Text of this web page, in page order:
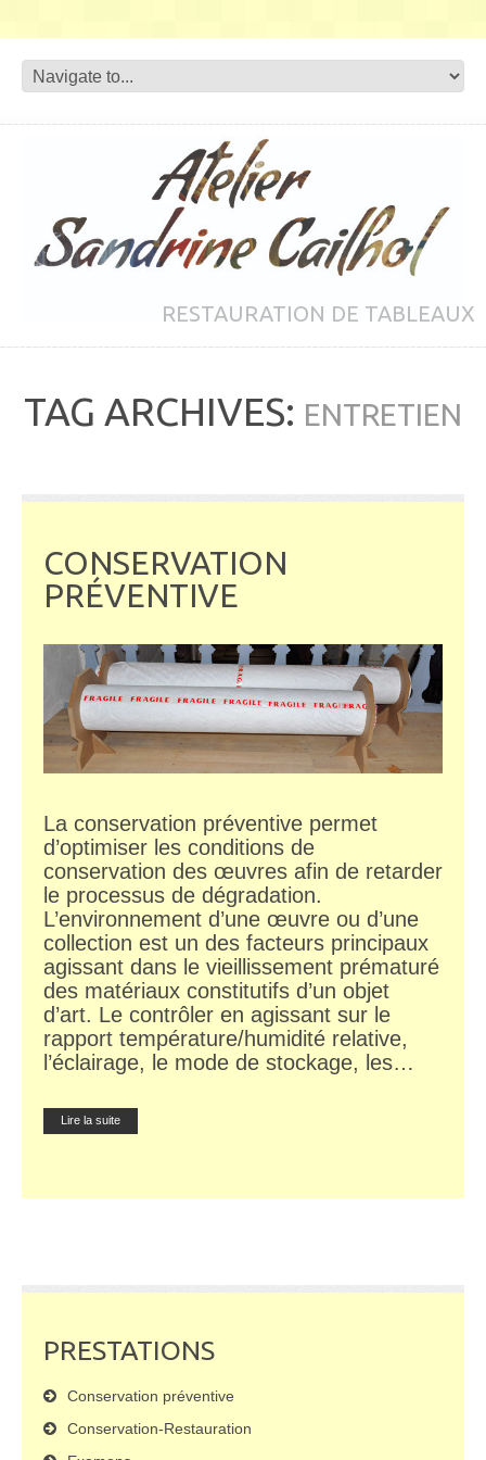
RESTAURATION DE TABLEAUX
TAG ARCHIVES: ENTRETIEN
CONSERVATION
PRÉVENTIVE
La conservation préventive permet
d’optimiser les conditions de
conservation des œuvres afin de retarder
le processus de dégradation.
L’environnement d’une œuvre ou d’une
collection est un des facteurs principaux
agissant dans le vieillissement prématuré
des matériaux constitutifs d’un objet
d’art. Le contrôler en agissant sur le
rapport température/humidité relative,
l’éclairage, le mode de stockage, les…
Lire la suite
PRESTATIONS
Conservation préventive
Conservation-Restauration